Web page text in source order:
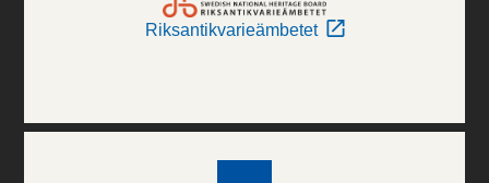
Riksantikvarieämbetet